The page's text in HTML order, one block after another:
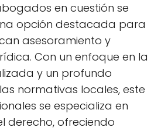
en cuestión se
opción destacada para
asesoramiento y
Con un enfoque en la
y un profundo
normativas locales, este
se especializa en
derecho, ofreciendo